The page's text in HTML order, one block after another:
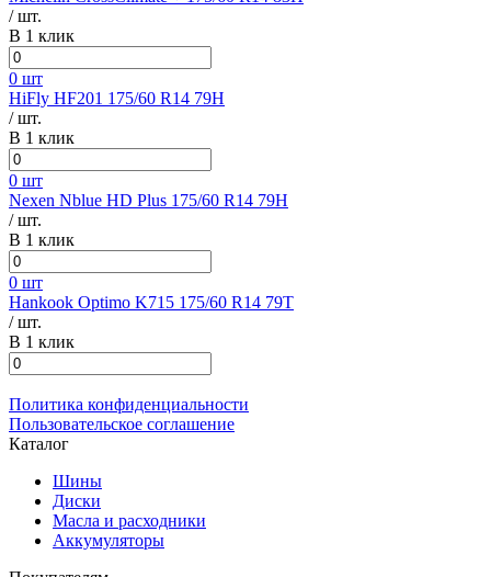
/ шт.
В 1 клик
0 шт
HiFly HF201 175/60 R14 79H
/ шт.
В 1 клик
0 шт
Nexen Nblue HD Plus 175/60 R14 79H
/ шт.
В 1 клик
0 шт
Hankook Optimo K715 175/60 R14 79T
/ шт.
В 1 клик
Политика конфиденциальности
Пользовательское соглашение
Каталог
Шины
Диски
Масла и расходники
Аккумуляторы